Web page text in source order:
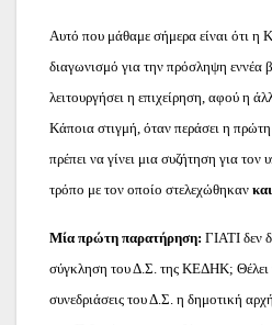
Αυτό που μάθαμε σήμερα είναι ότι
διαγωνισμό για την πρόσληψη εννέα
λειτουργήσει η επιχείρηση, αφού η
Κάποια στιγμή, όταν περάσει η
πρέπει να γίνει μια συζήτηση για
τρόπο με τον οποίο στελεχώθηκαν
Μία πρώτη παρατήρηση: ΓΙΑΤΙ δεν
σύγκληση του Δ.Σ. της ΚΕΔΗΚ; Θέλει
συνεδριάσεις του Δ.Σ. η δημοτική